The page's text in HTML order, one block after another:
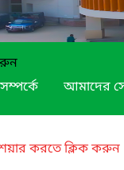
আমাদের
করতে ক্লিক করুন